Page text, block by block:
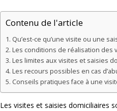
Contenu de l'article
Qu’est-ce qu’une visite ou une
Les conditions de réalisation des
Les limites aux visites et saisies
Les recours possibles en cas
Conseils pratiques face à une
Les visites et saisies domiciliaires